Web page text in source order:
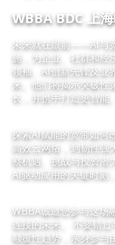
WBBA BDC 上
未来就在眼前——AI与
施，为企业、社群和经
领袖、AI创新先锋及业
来。他们将揭示突破性
长，并携手打造更智能
探索AI赋能的宽带如
高效云网络，到韧性强
察机遇、挑战与投资潜
AI驱动应用的关键时刻
WBBA诚邀您参与这场
连接的未来。 不要错
颠覆性趋势，亲身参与